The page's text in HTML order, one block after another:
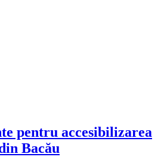
pentru accesibilizarea
Bacău